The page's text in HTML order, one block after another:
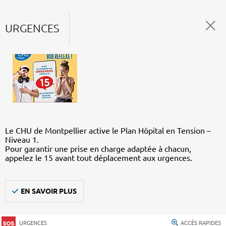
URGENCES
Le CHU de Montpellier active le Plan Hôpital en Tension –
Niveau 1.
Pour garantir une prise en charge adaptée à chacun,
appelez le 15 avant tout déplacement aux urgences.
EN SAVOIR PLUS
URGENCES ACCÈS RAPIDES